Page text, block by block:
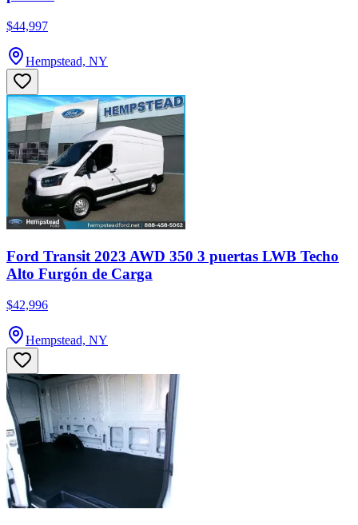
$44,997
Hempstead, NY
Ford Transit 2023 AWD 350 3 puertas LWB Techo
Alto Furgón de Carga
$42,996
Hempstead, NY